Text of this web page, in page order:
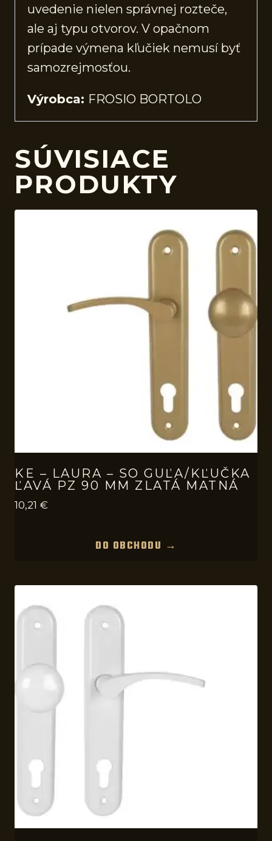
uvedenie nielen správnej rozteče,
ale aj typu otvorov. V opačnom
prípade výmena kľučiek nemusí byť
samozrejmosťou.
Výrobca: FROSIO BORTOLO
SÚVISIACE
PRODUKTY
KE – LAURA – SO GUĽA/KĽUČKA
ĽAVÁ PZ 90 MM ZLATÁ MATNÁ
10,21 €
DO OBCHODU →